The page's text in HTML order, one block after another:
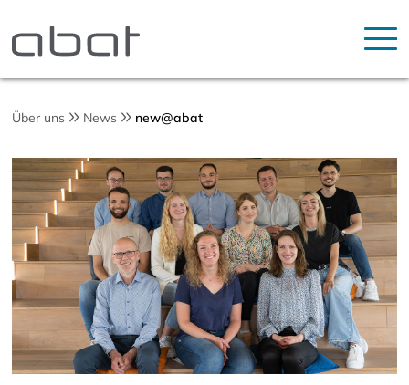
Über uns News new@abat